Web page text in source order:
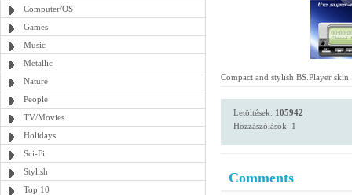
Computer/OS
Games
Music
Metallic
Nature
People
TV/Movies
Holidays
Sci-Fi
Stylish
Top 10
Compact and stylish BS.Player
Letöltések: 105942
Hozzászólások: 1
Comments